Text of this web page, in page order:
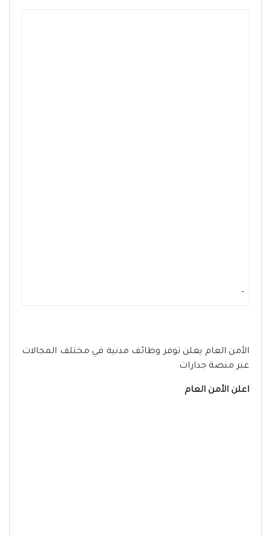
-
الأمن العام يعلن توفر وظائف مدنية في مختلف المجالات
عبر منصة جدارات
اعلن الأمن العام